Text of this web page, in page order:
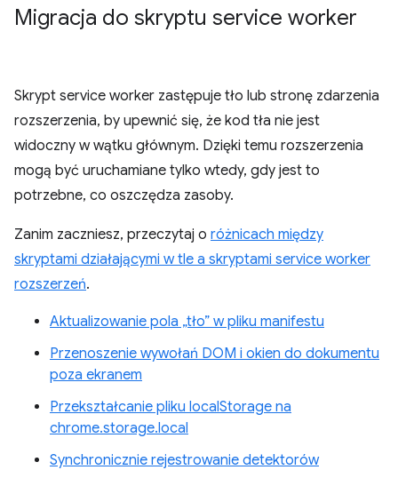
Migracja do skryptu service worker
Skrypt service worker zastępuje tło lub stronę zdarzenia
rozszerzenia, by upewnić się, że kod tła nie jest
widoczny w wątku głównym. Dzięki temu rozszerzenia
mogą być uruchamiane tylko wtedy, gdy jest to
potrzebne, co oszczędza zasoby.
Zanim zaczniesz, przeczytaj o różnicach między
skryptami działającymi w tle a skryptami service worker
rozszerzeń.
Aktualizowanie pola „tło” w pliku manifestu
Przenoszenie wywołań DOM i okien do dokumentu
poza ekranem
Przekształcanie pliku localStorage na
chrome.storage.local
Synchronicznie rejestrowanie detektorów